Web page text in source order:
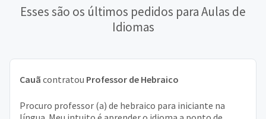
Esses são os últimos pedidos para Aulas de
Idiomas
Cauã contratou Professor de Hebraico
Procuro professor (a) de hebraico para iniciante na